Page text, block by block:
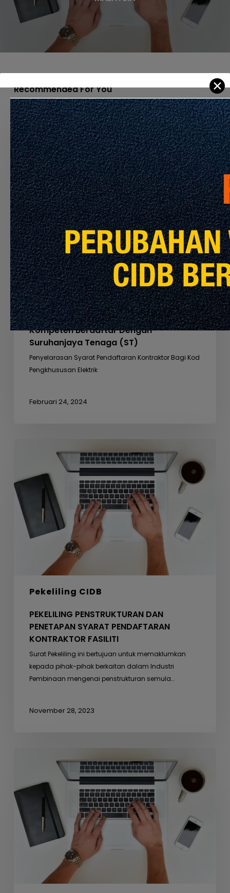
Recommended For You
Pekeliling CIDB
Pemakluman
Penyelarasan
Syarat
Pendaftaran
Kontraktor
Bagi
Kod
Pengkhususan
Elektrik
Yang
Menggunakan
Kelayakan
Orang
Kompeten
Berdaftar
Dengan
Suruhanjaya
Tenaga
(ST)
Pemakluman Penyelarasan Syarat
Pendaftaran Kontraktor Bagi Kod
Pengkhususan Elektrik Yang
Menggunakan Kelayakan Orang
Kompeten Berdaftar Dengan
Suruhanjaya Tenaga (ST)
Penyelarasan Syarat Pendaftaran Kontraktor Bagi Kod
Pengkhususan Elektrik
Februari 24, 2024
Pekeliling CIDB
PENSTRUKTURAN
PENETAPAN
SYARAT
PENDAFTARAN
KONTRAKTOR
FASILITI
PEKELILING PENSTRUKTURAN DAN
PENETAPAN SYARAT PENDAFTARAN
KONTRAKTOR FASILITI
Surat Pekeliling ini bertujuan untuk memaklumkan
kepada pihak-pihak berkaitan dalam Industri
Pembinaan mengenai penstrukturan semula…
November 28, 2023
PEKELILING
GARIS
PANDUAN
CIDB
MALAYSIA
✕